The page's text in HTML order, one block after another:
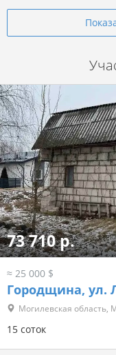
73 710 р.
≈ 25 000 $
Городщина, ул.
Могилевская область,
15 соток